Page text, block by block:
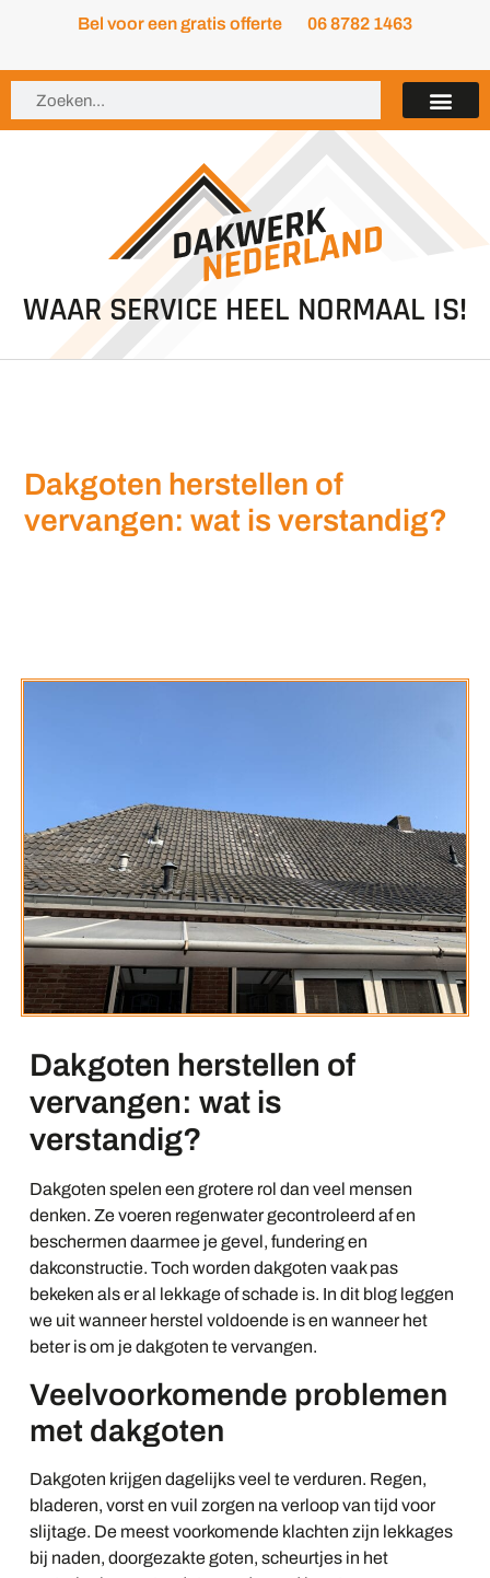
Bel voor een gratis offerte 06 8782 1463
WAAR SERVICE HEEL NORMAAL IS!
Dakgoten herstellen of
vervangen: wat is verstandig?
Dakgoten herstellen of
vervangen: wat is
verstandig?
Dakgoten spelen een grotere rol dan veel mensen
denken. Ze voeren regenwater gecontroleerd af en
beschermen daarmee je gevel, fundering en
dakconstructie. Toch worden dakgoten vaak pas
bekeken als er al lekkage of schade is. In dit blog leggen
we uit wanneer herstel voldoende is en wanneer het
beter is om je dakgoten te vervangen.
Veelvoorkomende problemen
met dakgoten
Dakgoten krijgen dagelijks veel te verduren. Regen,
bladeren, vorst en vuil zorgen na verloop van tijd voor
slijtage. De meest voorkomende klachten zijn lekkages
bij naden, doorgezakte goten, scheurtjes in het